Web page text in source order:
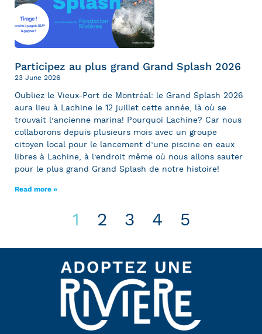
Participez au plus grand Grand Splash 2026
23 June 2026
Oubliez le Vieux-Port de Montréal: le Grand Splash 2026
aura lieu à Lachine le 12 juillet cette année, là où se
trouvait l’ancienne marina! Pourquoi Lachine? Car nous
collaborons depuis plusieurs mois avec un groupe
citoyen local pour le lancement d’une piscine en eaux
libres à Lachine, à l’endroit même où nous allons sauter
pour le plus grand Grand Splash de notre histoire!
Read more »
1 2 3 4 5